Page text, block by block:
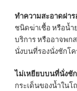
ทำความสะอาดฝา
ชนิดฆ่าเชื้อ หรือน้ำ
บริการ หรืออาจพก
นั่งบนที่รองนั่งชักโ
ไม่เหยียบบนที่นั่งชั
กระเด็นของน้ำในโ